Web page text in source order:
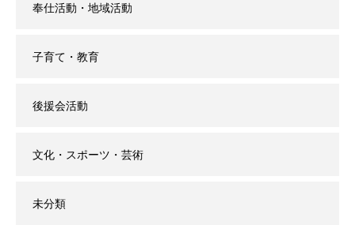
奉仕活動・地域活動
子育て・教育
後援会活動
文化・スポーツ・芸術
未分類